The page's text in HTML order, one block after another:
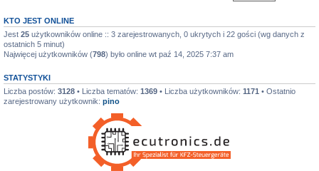
KTO JEST ONLINE
Jest 25 użytkowników online :: 3 zarejestrowanych, 0 ukrytych i 22 gości (wg danych z
ostatnich 5 minut)
Najwięcej użytkowników (798) było online wt paź 14, 2025 7:37 am
STATYSTYKI
Liczba postów: 3128 • Liczba tematów: 1369 • Liczba użytkowników: 1171 • Ostatnio
zarejestrowany użytkownik: pino